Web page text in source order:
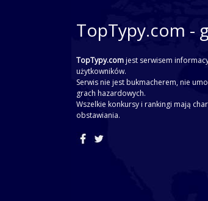
TopTypy.com -
TopTypy.com jest serwisem
użytkowników.
Serwis nie jest bukmacherem, nie
grach hazardowych.
Wszelkie konkursy i rankingi mają
obstawiania.